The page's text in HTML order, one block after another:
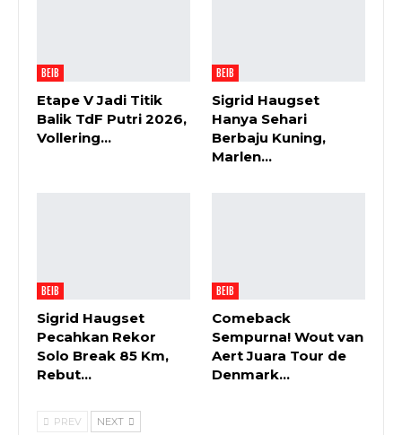
BEIB
Etape V Jadi Titik
Balik TdF Putri 2026,
Vollering…
BEIB
Sigrid Haugset
Hanya Sehari
Berbaju Kuning,
Marlen…
BEIB
Sigrid Haugset
Pecahkan Rekor
Solo Break 85 Km,
Rebut…
BEIB
Comeback
Sempurna! Wout van
Aert Juara Tour de
Denmark…
PREV NEXT